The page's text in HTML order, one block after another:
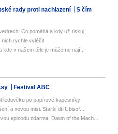
rady proti nachlazení
S čím
Co pomáhá a kdy už riskuj...
nich rychle vyléčit
v našem těle je můžeme nají...
Festival ABC
po papírové kapesníky
a novou misi. Starší díl Ubisof...
epizodu zdarma. Dawn of the Mach...